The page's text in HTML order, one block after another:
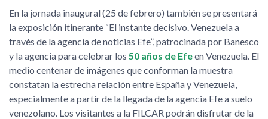
En la jornada inaugural (25 de febrero) también se presentará
la exposición itinerante El instante decisivo. Venezuela a
través de la agencia de noticias Efe , patrocinada por Banesco
y la agencia para celebrar los 50 años de Efeen Venezuela. El
medio centenar de imágenes que conforman la muestra
constatan la estrecha relación entre España y Venezuela,
especialmente a partir de la llegada de la agencia Efe a suelo
venezolano. Los visitantes a la FILCAR podrán disfrutar de la